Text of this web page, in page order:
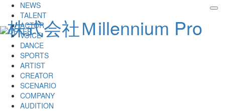
株式会社Ｍillennium Pro
NEWS
TALENT
ACTOR
VOICE
DANCE
SPORTS
ARTIST
CREATOR
SCENARIO
COMPANY
AUDITION